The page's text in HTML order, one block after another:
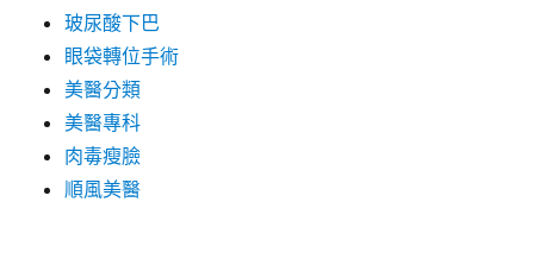
玻尿酸下巴
眼袋轉位手術
美醫分類
美醫專科
肉毒瘦臉
順風美醫